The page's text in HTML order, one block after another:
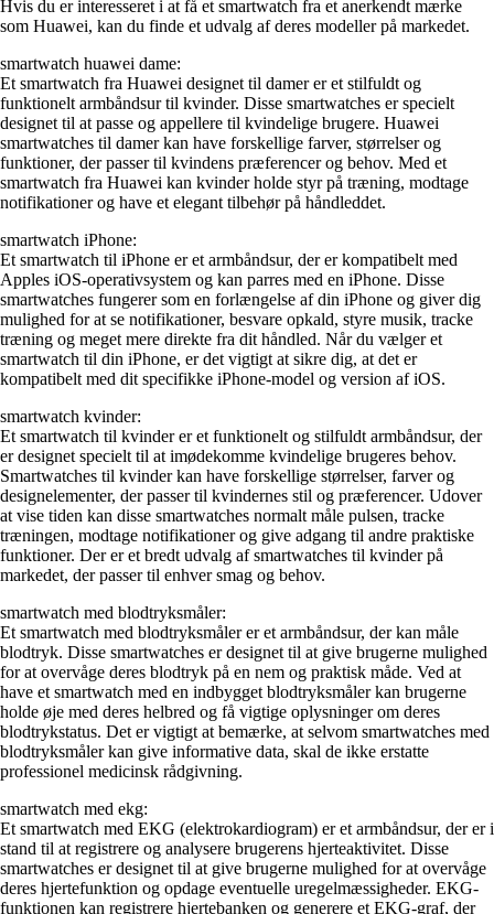
Hvis du er interesseret i at få et smartwatch fra et anerkendt mærke
som Huawei, kan du finde et udvalg af deres modeller på markedet.
smartwatch huawei dame:
Et smartwatch fra Huawei designet til damer er et stilfuldt og
funktionelt armbåndsur til kvinder. Disse smartwatches er specielt
designet til at passe og appellere til kvindelige brugere. Huawei
smartwatches til damer kan have forskellige farver, størrelser og
funktioner, der passer til kvindens præferencer og behov. Med et
smartwatch fra Huawei kan kvinder holde styr på træning, modtage
notifikationer og have et elegant tilbehør på håndleddet.
smartwatch iPhone:
Et smartwatch til iPhone er et armbåndsur, der er kompatibelt med
Apples iOS-operativsystem og kan parres med en iPhone. Disse
smartwatches fungerer som en forlængelse af din iPhone og giver dig
mulighed for at se notifikationer, besvare opkald, styre musik, tracke
træning og meget mere direkte fra dit håndled. Når du vælger et
smartwatch til din iPhone, er det vigtigt at sikre dig, at det er
kompatibelt med dit specifikke iPhone-model og version af iOS.
smartwatch kvinder:
Et smartwatch til kvinder er et funktionelt og stilfuldt armbåndsur, der
er designet specielt til at imødekomme kvindelige brugeres behov.
Smartwatches til kvinder kan have forskellige størrelser, farver og
designelementer, der passer til kvindernes stil og præferencer. Udover
at vise tiden kan disse smartwatches normalt måle pulsen, tracke
træningen, modtage notifikationer og give adgang til andre praktiske
funktioner. Der er et bredt udvalg af smartwatches til kvinder på
markedet, der passer til enhver smag og behov.
smartwatch med blodtryksmåler:
Et smartwatch med blodtryksmåler er et armbåndsur, der kan måle
blodtryk. Disse smartwatches er designet til at give brugerne mulighed
for at overvåge deres blodtryk på en nem og praktisk måde. Ved at
have et smartwatch med en indbygget blodtryksmåler kan brugerne
holde øje med deres helbred og få vigtige oplysninger om deres
blodtrykstatus. Det er vigtigt at bemærke, at selvom smartwatches med
blodtryksmåler kan give informative data, skal de ikke erstatte
professionel medicinsk rådgivning.
smartwatch med ekg:
Et smartwatch med EKG (elektrokardiogram) er et armbåndsur, der er i
stand til at registrere og analysere brugerens hjerteaktivitet. Disse
smartwatches er designet til at give brugerne mulighed for at overvåge
deres hjertefunktion og opdage eventuelle uregelmæssigheder. EKG-
funktionen kan registrere hjertebanken og generere et EKG-graf, der